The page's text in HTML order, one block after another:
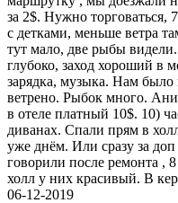
за 2$. Нужно
с детками, меньше ветра
тут мало, две рыбы
глубоко, заход хороший в
зарядка, музыка. Нам было
ветрено. Рыбок много.
в отеле платный 10$. 10)
диванах. Спали прям в
уже днём. Или сразу за
говорили после ремонта ,
холл у них красивый. В
06-12-2019